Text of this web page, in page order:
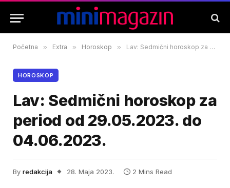
Početna » Extra » Horoskop » Lav: Sedmični horoskop za period od 29.05.2023. do 04.06.2023.
HOROSKOP
Lav: Sedmični horoskop za
period od 29.05.2023. do
04.06.2023.
By redakcija 28. Maja 2023. 2 Mins Read